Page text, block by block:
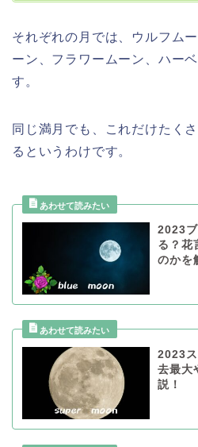
それぞれの月では、ウルフム
ーン、フラワームーン、ハー
す。
同じ満月でも、これだけたく
るというわけです。
2023
る？花
のかを
2023
去最大
説！